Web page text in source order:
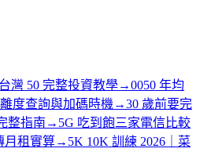
灣 50 完整投資教學→0050 年均
度查詢與加碼時機→30 歲前要完
整指南 → 5G 吃到飽三家電信比較
月租實算→ 5K 10K 訓練 2026｜菜